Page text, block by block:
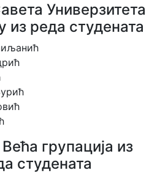
Универзитета
из реда студената
групација из
студената